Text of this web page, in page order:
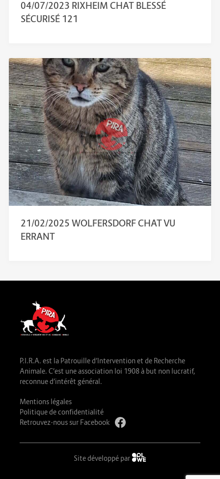
04/07/2023 RIXHEIM CHAT BLESSÉ
SÉCURISÉ 121
21/02/2025 WOLFERSDORF CHAT VU
ERRANT
P.I.R.A. est la Patrouille d’Intervention et de Recherche
Animale. C’est une association loi 1908 à but non lucratif,
reconnue d’intérêt général.
Mentions légales
Politique de confidentialité
Retrouvez-nous sur Facebook
Site développé par